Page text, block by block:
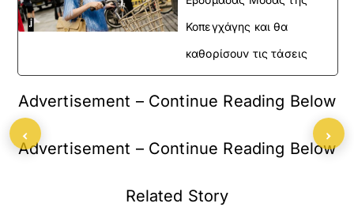
Κοπεγχάγης και θα
καθορίσουν τις τάσεις
Advertisement – Continue Reading Below
Advertisement – Continue Reading Below
Related Story
‹ ›